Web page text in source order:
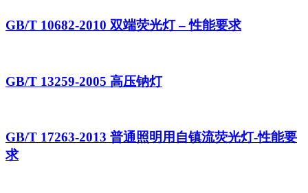
GB/T 10682-2010 双端荧光灯 – 性能要求
GB/T 13259-2005 高压钠灯
GB/T 17263-2013 普通照明用自镇流荧光灯-性能要
求